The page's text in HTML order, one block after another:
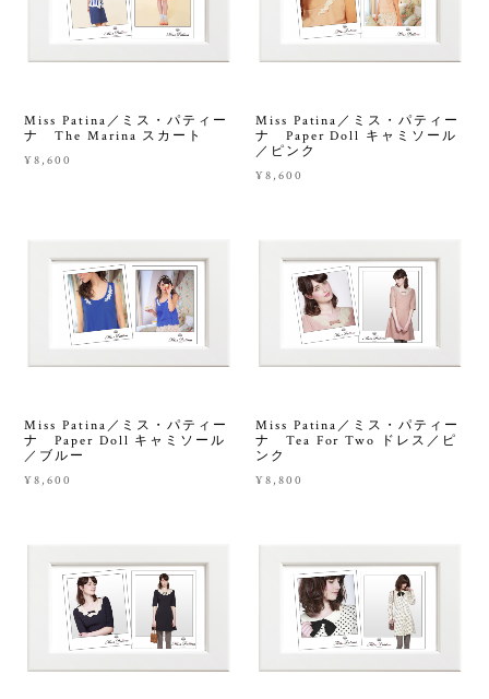
Miss Patina／ミス・パティー
ナ The Marina スカート
¥8,600
Miss Patina／ミス・パティー
ナ Paper Doll キャミソール
／ピンク
¥8,600
Miss Patina／ミス・パティー
ナ Paper Doll キャミソール
／ブルー
¥8,600
Miss Patina／ミス・パティー
ナ Tea For Two ドレス／ピ
ンク
¥8,800